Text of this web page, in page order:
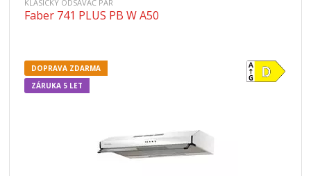
KLASICKÝ ODSAVAČ PAR
Faber 741 PLUS PB W A50
DOPRAVA ZDARMA
ZÁRUKA 5 LET